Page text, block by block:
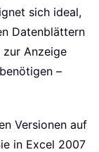
sich ideal,
Datenblättern
Anzeige
–
Versionen auf
in Excel 2007